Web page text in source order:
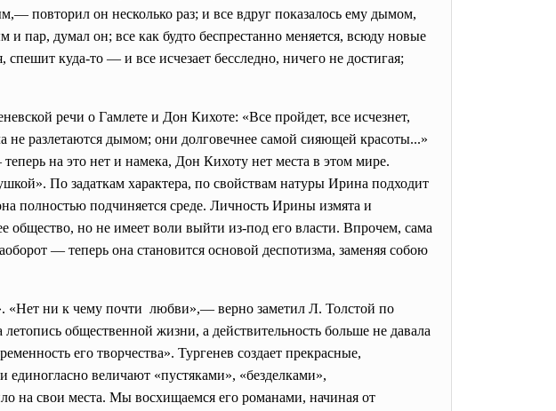
повторил он несколько раз; и все вдруг показалось ему дымом,
пар, думал он; все как будто беспрестанно меняется, всюду новые
куда-то — и все исчезает бесследно, ничего не достигая;
речи о Гамлете и Дон Кихоте: «Все пройдет, все исчезнет,
не разлетаются дымом; они долговечнее самой сияющей красоты...»
на это нет и намека, Дон Кихоту нет места в этом мире.
По задаткам характера, по свойствам натуры Ирина подходит
полностью подчиняется среде. Личность Ирины измята и
общество, но не имеет воли выйти из-под его власти. Впрочем, сама
— теперь она становится основой деспотизма, заменяя собою
«Нет ни к чему почти любви»,— верно заметил Л. Толстой по
общественной жизни, а действительность больше не давала
его творчества». Тургенев создает прекрасные,
величают «пустяками», «безделками»,
на свои места. Мы восхищаемся его романами, начиная от